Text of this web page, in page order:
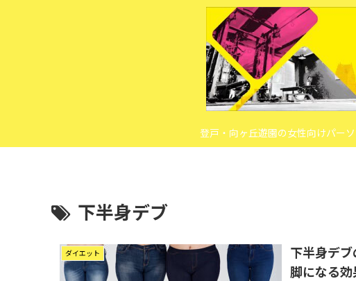
登戸・向ヶ丘遊園の女性向けパー
下半身デブ
ダイエット
下半身デ
脚になる